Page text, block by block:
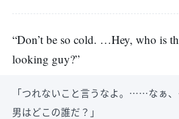
“Don’t be so cold. …Hey, who is
looking guy?”
「つれないこと言うなよ。……なぁ
男はどこの誰だ？」